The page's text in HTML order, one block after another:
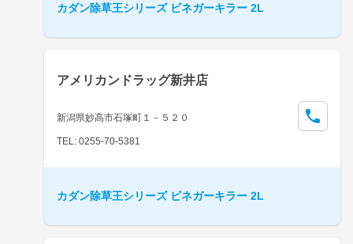
カダン除草王シリーズ ビネガーキラー 2L
アメリカンドラッグ新井店
新潟県妙高市石塚町１－５２０
TEL: 0255-70-5381
カダン除草王シリーズ ビネガーキラー 2L